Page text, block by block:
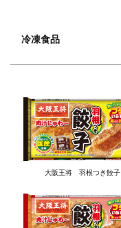
冷凍食品
大阪王将 羽根つき餃子